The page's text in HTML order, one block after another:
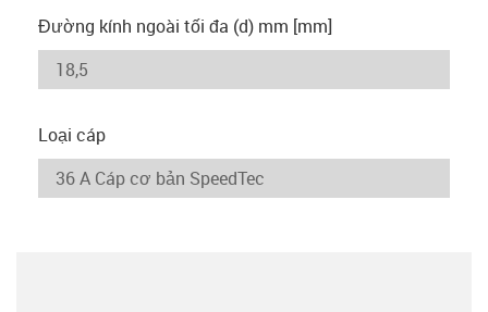
Đường kính ngoài tối đa (d) mm [mm]
Loại cáp